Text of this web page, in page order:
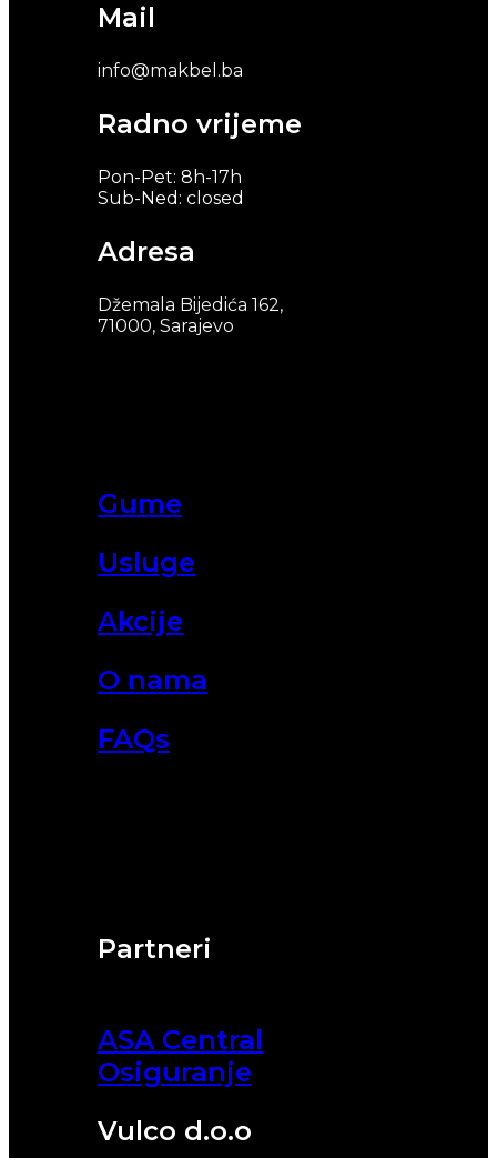
Partneri
ASA Central
Osiguranje
Vulco d.o.o
Gume
Usluge
Akcije
O nama
FAQs
Mail
info@makbel.ba
Radno vrijeme
Pon-Pet: 8h-17h
Sub-Ned: closed
Adresa
Džemala Bijedića 162,
71000, Sarajevo